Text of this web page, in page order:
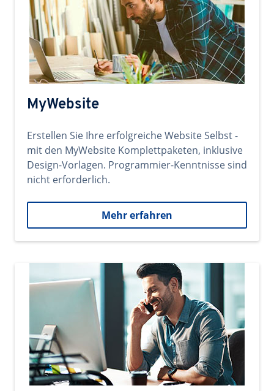
MyWebsite
Erstellen Sie Ihre erfolgreiche Website Selbst -
mit den MyWebsite Komplettpaketen, inklusive
Design-Vorlagen. Programmier-Kenntnisse sind
nicht erforderlich.
Mehr erfahren